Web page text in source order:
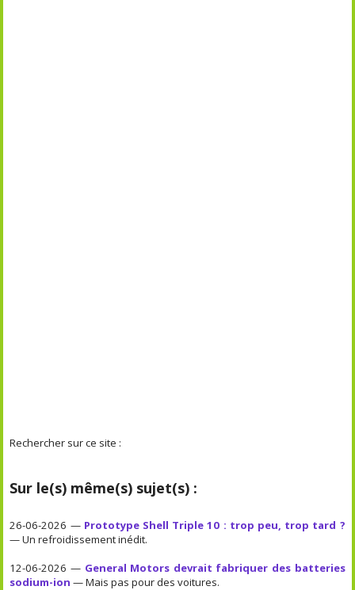
Rechercher sur ce site :
Sur le(s) même(s) sujet(s) :
26-06-2026 — Prototype Shell Triple 10 : trop peu, trop tard ?
— Un refroidissement inédit.
12-06-2026 — General Motors devrait fabriquer des batteries
sodium-ion — Mais pas pour des voitures.